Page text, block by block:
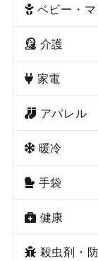
ベビー・マ
介護
家電
アパレル
暖冷
手袋
健康
殺虫剤・